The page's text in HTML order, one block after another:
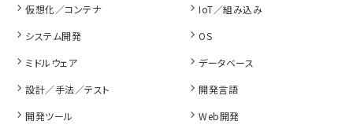
仮想化／コンテナ
IoT／組み込み
システム開発
OS
ミドルウェア
データベース
設計／手法／テスト
開発言語
開発ツール
Web開発